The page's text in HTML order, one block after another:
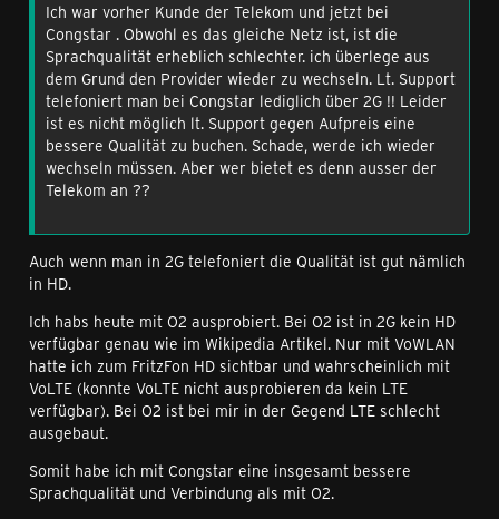
Ich war vorher Kunde der Telekom und jetzt bei
Congstar . Obwohl es das gleiche Netz ist, ist die
Sprachqualität erheblich schlechter. ich überlege aus
dem Grund den Provider wieder zu wechseln. Lt. Support
telefoniert man bei Congstar lediglich über 2G !! Leider
ist es nicht möglich lt. Support gegen Aufpreis eine
bessere Qualität zu buchen. Schade, werde ich wieder
wechseln müssen. Aber wer bietet es denn ausser der
Telekom an ??
Auch wenn man in 2G telefoniert die Qualität ist gut nämlich
in HD.
Ich habs heute mit O2 ausprobiert. Bei O2 ist in 2G kein HD
verfügbar genau wie im Wikipedia Artikel. Nur mit VoWLAN
hatte ich zum FritzFon HD sichtbar und wahrscheinlich mit
VoLTE (konnte VoLTE nicht ausprobieren da kein LTE
verfügbar). Bei O2 ist bei mir in der Gegend LTE schlecht
ausgebaut.
Somit habe ich mit Congstar eine insgesamt bessere
Sprachqualität und Verbindung als mit O2.